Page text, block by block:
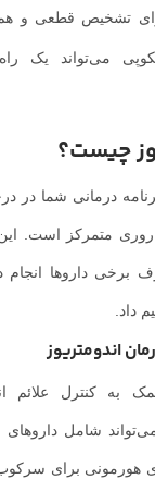
قطعی و هم
می‌تواند یک راه
چیست؟
درمانی شما در درجه
متمرکز است. این کار
انجام داد
کنترل علائم
شامل داروهای ضد
برای سرکوب